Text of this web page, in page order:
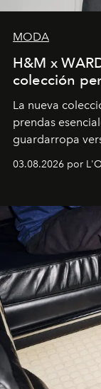
MODA
H&M x
colección
La nueva
prendas
guardarropa
lanzamiento,
la asesora
y la filosofía
03.08.2026 por